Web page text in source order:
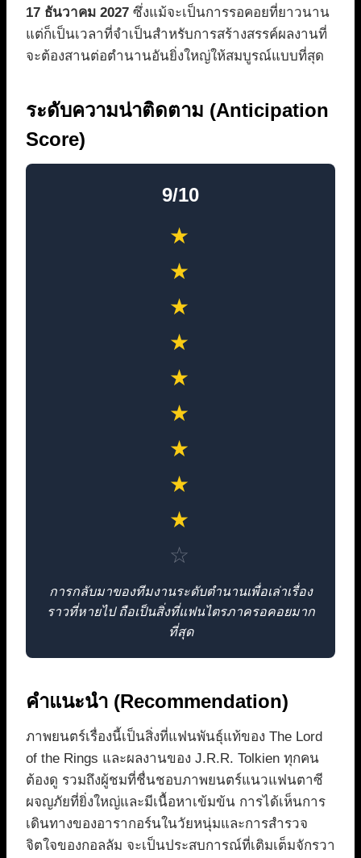
17 ธันวาคม 2027 ซึ่งแม้จะเป็นการรอคอยที่ยาวนาน
แต่ก็เป็นเวลาที่จำเป็นสำหรับการสร้างสรรค์ผลงานที่
จะต้องสานต่อตำนานอันยิ่งใหญ่ให้สมบูรณ์แบบที่สุด
ระดับความน่าติดตาม (Anticipation
Score)
9/10
★
★
★
★
★
★
★
★
★
☆
การกลับมาของทีมงานระดับตำนานเพื่อเล่าเรื่อง
ราวที่หายไป ถือเป็นสิ่งที่แฟนไตรภาครอคอยมาก
ที่สุด
คำแนะนำ (Recommendation)
ภาพยนตร์เรื่องนี้เป็นสิ่งที่แฟนพันธุ์แท้ของ The Lord
of the Rings และผลงานของ J.R.R. Tolkien ทุกคน
ต้องดู รวมถึงผู้ชมที่ชื่นชอบภาพยนตร์แนวแฟนตาซี
ผจญภัยที่ยิ่งใหญ่และมีเนื้อหาเข้มข้น การได้เห็นการ
เดินทางของอารากอร์นในวัยหนุ่มและการสำรวจ
จิตใจของกอลลัม จะเป็นประสบการณ์ที่เติมเต็มจักรวา